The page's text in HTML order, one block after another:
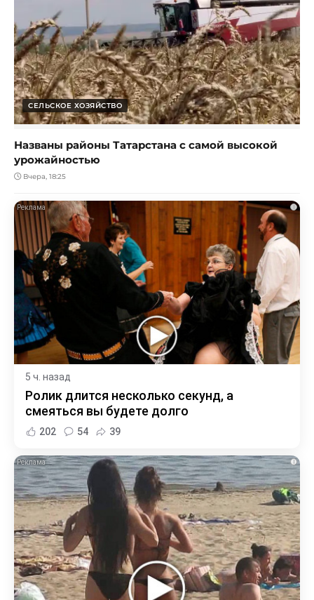
СЕЛЬСКОЕ ХОЗЯЙСТВО
Названы районы Татарстана с самой высокой
урожайностью
Вчера, 18:25
i
5 ч. назад
Ролик длится несколько секунд, а
смеяться вы будете долго
202 54 39
i